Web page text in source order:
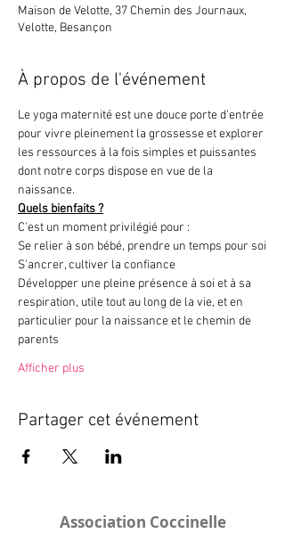
Maison de Velotte, 37 Chemin des Journaux,
Velotte, Besançon
À propos de l'événement
Le yoga maternité est une douce porte d'entrée
pour vivre pleinement la grossesse et explorer
les ressources à la fois simples et puissantes
dont notre corps dispose en vue de la
naissance.
Quels bienfaits ?
C'est un moment privilégié pour :
Se relier à son bébé, prendre un temps pour soi
S'ancrer, cultiver la confiance
Développer une pleine présence à soi et à sa
respiration, utile tout au long de la vie, et en
particulier pour la naissance et le chemin de
parents
Afficher plus
Partager cet événement
Association Coccinelle